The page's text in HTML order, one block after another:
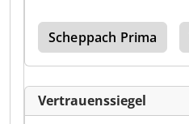
Scheppach Prima
Vertrauenssiegel